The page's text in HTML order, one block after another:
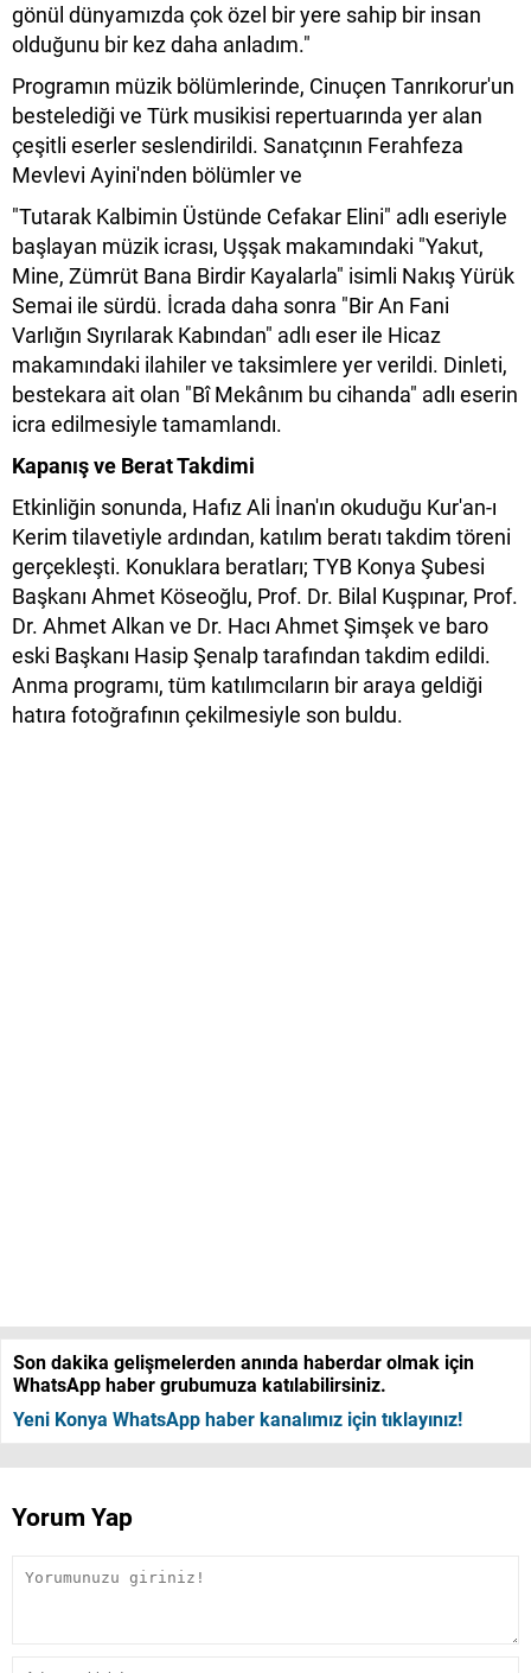
gönül dünyamızda çok özel bir yere sahip bir insan
olduğunu bir kez daha anladım."
Programın müzik bölümlerinde, Cinuçen Tanrıkorur'un
bestelediği ve Türk musikisi repertuarında yer alan
çeşitli eserler seslendirildi. Sanatçının Ferahfeza
Mevlevi Ayini'nden bölümler ve
"Tutarak Kalbimin Üstünde Cefakar Elini" adlı eseriyle
başlayan müzik icrası, Uşşak makamındaki "Yakut,
Mine, Zümrüt Bana Birdir Kayalarla" isimli Nakış Yürük
Semai ile sürdü. İcrada daha sonra "Bir An Fani
Varlığın Sıyrılarak Kabından" adlı eser ile Hicaz
makamındaki ilahiler ve taksimlere yer verildi. Dinleti,
bestekara ait olan "Bî Mekânım bu cihanda" adlı eserin
icra edilmesiyle tamamlandı.
Kapanış ve Berat Takdimi
Etkinliğin sonunda, Hafız Ali İnan'ın okuduğu Kur'an-ı
Kerim tilavetiyle ardından, katılım beratı takdim töreni
gerçekleşti. Konuklara beratları; TYB Konya Şubesi
Başkanı Ahmet Köseoğlu, Prof. Dr. Bilal Kuşpınar, Prof.
Dr. Ahmet Alkan ve Dr. Hacı Ahmet Şimşek ve baro
eski Başkanı Hasip Şenalp tarafından takdim edildi.
Anma programı, tüm katılımcıların bir araya geldiği
hatıra fotoğrafının çekilmesiyle son buldu.
Son dakika gelişmelerden anında haberdar olmak için
WhatsApp haber grubumuza katılabilirsiniz.
Yeni Konya WhatsApp haber kanalımız için tıklayınız!
Yorum Yap